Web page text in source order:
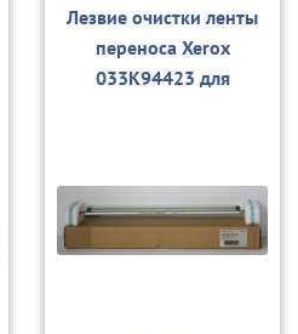
Лезвие очистки ленты
переноса Xerox
033K94423 для